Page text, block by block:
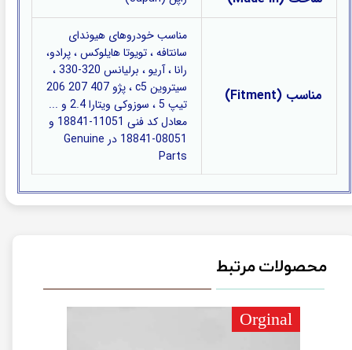
مناسب (Fitment)
مناسب خودروهای هیوندای
سانتافه ، تویوتا هایلوکس ، پرادو،
رانا ، آریو ، برلیانس 320-330 ،
سیتروین c5 ، پژو 407 207 206
تیپ 5 ، سوزوکی ویتارا 2.4 و ...
معادل کد فنی 11051-18841 و
08051-18841 در Genuine
Parts
محصولات مرتبط
Orginal